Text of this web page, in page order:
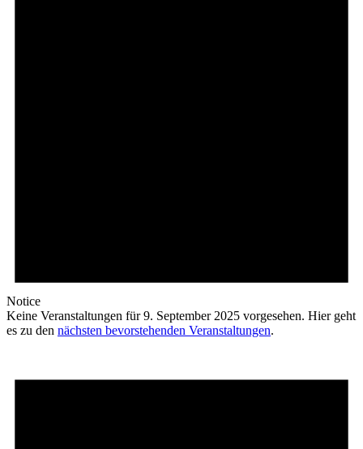
Notice
Keine Veranstaltungen für 9. September 2025 vorgesehen. Hier geht
es zu den nächsten bevorstehenden Veranstaltungen.